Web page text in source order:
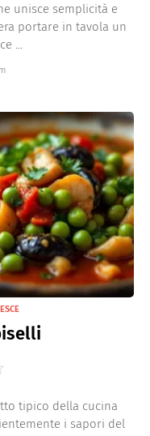
unisce semplicità e
portare in tavola un
...
tipico della cucina
i sapori del